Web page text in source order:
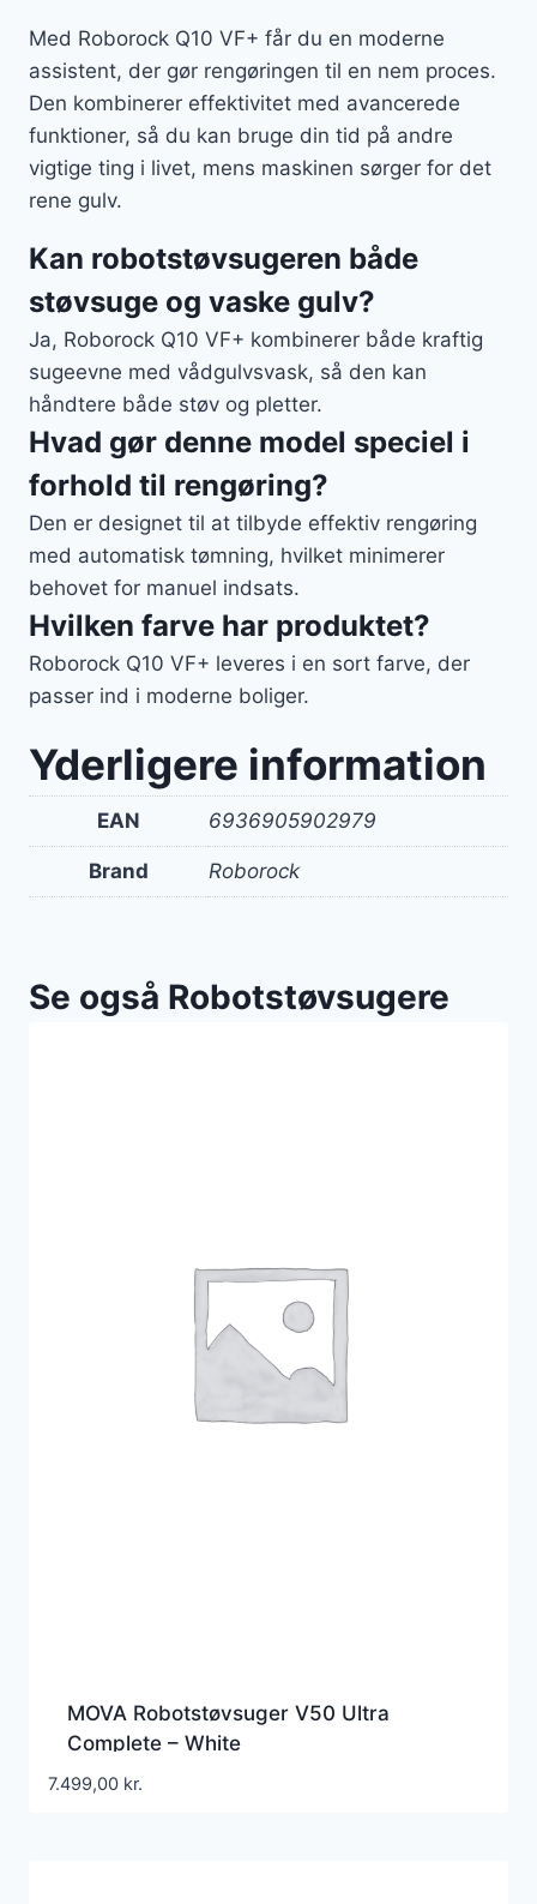
Med Roborock Q10 VF+ får du en moderne
assistent, der gør rengøringen til en nem proces.
Den kombinerer effektivitet med avancerede
funktioner, så du kan bruge din tid på andre
vigtige ting i livet, mens maskinen sørger for det
rene gulv.
Kan robotstøvsugeren både
støvsuge og vaske gulv?
Ja, Roborock Q10 VF+ kombinerer både kraftig
sugeevne med vådgulvsvask, så den kan
håndtere både støv og pletter.
Hvad gør denne model speciel i
forhold til rengøring?
Den er designet til at tilbyde effektiv rengøring
med automatisk tømning, hvilket minimerer
behovet for manuel indsats.
Hvilken farve har produktet?
Roborock Q10 VF+ leveres i en sort farve, der
passer ind i moderne boliger.
Yderligere information
EAN 6936905902979
Brand Roborock
Se også Robotstøvsugere
MOVA Robotstøvsuger V50 Ultra
Complete – White
7.499,00 kr.